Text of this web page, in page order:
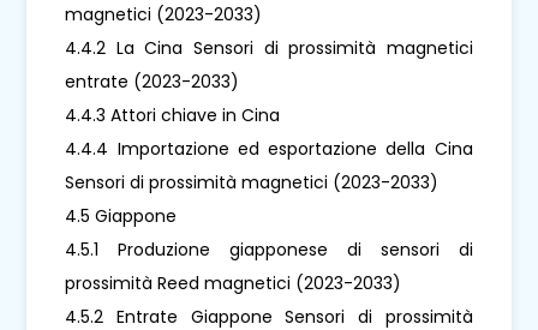
magnetici (2023-2033)
4.4.2 La Cina Sensori di prossimità magnetici
entrate (2023-2033)
4.4.3 Attori chiave in Cina
4.4.4 Importazione ed esportazione della Cina
Sensori di prossimità magnetici (2023-2033)
4.5 Giappone
4.5.1 Produzione giapponese di sensori di
prossimità Reed magnetici (2023-2033)
4.5.2 Entrate Giappone Sensori di prossimità